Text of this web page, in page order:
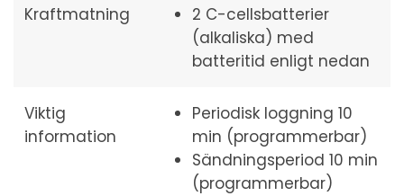
Kraftmatning
2 C-cellsbatterier
(alkaliska) med
batteritid enligt nedan
Viktig
information
Periodisk loggning 10
min (programmerbar)
Sändningsperiod 10 min
(programmerbar)